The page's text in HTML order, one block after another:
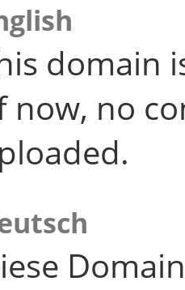
domain
now, no